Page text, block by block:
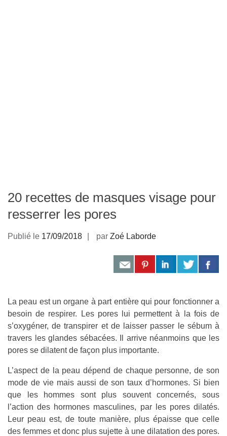
20 recettes de masques visage pour
resserrer les pores
Publié le 17/09/2018 par Zoé Laborde
La peau est un organe à part entière qui pour fonctionner a
besoin de respirer. Les pores lui permettent à la fois de
s’oxygéner, de transpirer et de laisser passer le sébum à
travers les glandes sébacées. Il arrive néanmoins que les
pores se dilatent de façon plus importante.
L’aspect de la peau dépend de chaque personne, de son
mode de vie mais aussi de son taux d’hormones. Si bien
que les hommes sont plus souvent concernés, sous
l’action des hormones masculines, par les pores dilatés.
Leur peau est, de toute manière, plus épaisse que celle
des femmes et donc plus sujette à une dilatation des pores.